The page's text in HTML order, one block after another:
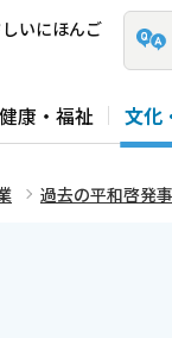
いにほんご
健康・福祉 文化
過去の平和啓発